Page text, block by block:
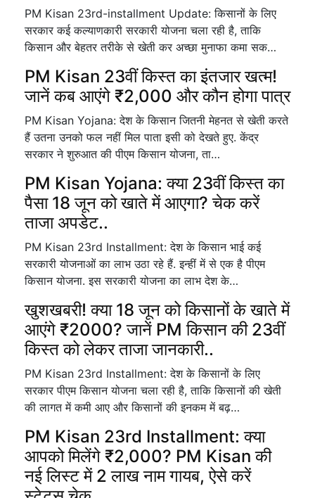
PM Kisan 23rd-installment Update: किसानों के लिए
सरकार कई कल्याणकारी सरकारी योजना चला रही है, ताकि
किसान और बेहतर तरीके से खेती कर अच्छा मुनाफा कमा सक…
PM Kisan 23वीं किस्त का इंतजार खत्म!
जानें कब आएंगे ₹2,000 और कौन होगा पात्र
PM Kisan Yojana: देश के किसान जितनी मेहनत से खेती करते
हैं उतना उनको फल नहीं मिल पाता इसी को देखते हुए. केंद्र
सरकार ने शुरुआत की पीएम किसान योजना, ता…
PM Kisan Yojana: क्या 23वीं किस्त का
पैसा 18 जून को खाते में आएगा? चेक करें
ताजा अपडेट..
PM Kisan 23rd Installment: देश के किसान भाई कई
सरकारी योजनाओं का लाभ उठा रहे हैं. इन्हीं में से एक है पीएम
किसान योजना. इस सरकारी योजना का लाभ देश के…
खुशखबरी! क्या 18 जून को किसानों के खाते में
आएंगे ₹2000? जानें PM किसान की 23वीं
किस्त को लेकर ताजा जानकारी..
PM Kisan 23rd Installment: देश के किसानों के लिए
सरकार पीएम किसान योजना चला रही है, ताकि किसानों की खेती
की लागत में कमी आए और किसानों की इनकम में बढ़…
PM Kisan 23rd Installment: क्या
आपको मिलेंगे ₹2,000? PM Kisan की
नई लिस्ट में 2 लाख नाम गायब, ऐसे करें